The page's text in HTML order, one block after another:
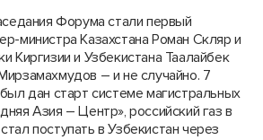
Форума стали первый
министра Казахстана Роман Скляр и
Киргизии и Узбекистана Таалайбек
– и не случайно. 7
дан старт системе магистральных
Азия – Центр», российский газ в
поступать в Узбекистан через